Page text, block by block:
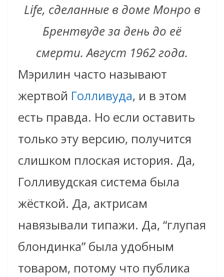
Life, сделанные в доме Монро в
Брентвуде за день до её
смерти. Август 1962 года.
Мэрилин часто называют
жертвой Голливуда, и в этом
есть правда. Но если оставить
только эту версию, получится
слишком плоская история. Да,
Голливудская система была
жёсткой. Да, актрисам
навязывали типажи. Да, “глупая
блондинка” была удобным
товаром, потому что публика